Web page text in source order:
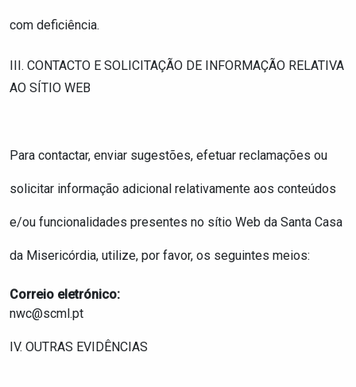
com deficiência.
III. CONTACTO E SOLICITAÇÃO DE INFORMAÇÃO RELATIVA
AO SÍTIO WEB
Para contactar, enviar sugestões, efetuar reclamações ou
solicitar informação adicional relativamente aos conteúdos
e/ou funcionalidades presentes no sítio Web da Santa Casa
da Misericórdia, utilize, por favor, os seguintes meios:
Correio eletrónico:
nwc@scml.pt
IV. OUTRAS EVIDÊNCIAS